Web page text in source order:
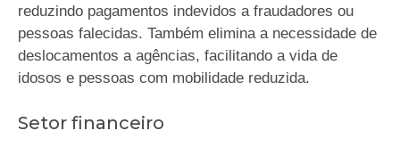
reduzindo pagamentos indevidos a fraudadores ou
pessoas falecidas. Também elimina a necessidade de
deslocamentos a agências, facilitando a vida de
idosos e pessoas com mobilidade reduzida.
Setor financeiro